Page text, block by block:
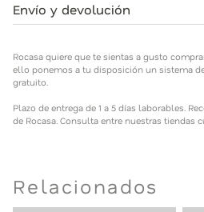
Envío y devolución
productos y por ello ponemos a tu
devoluciones sencillo y gratuito.
cualquier tienda de Rocasa.
Rocasa quiere que te sientas a gusto
ello ponemos a tu disposición un sistema
gratuito.
Plazo de entrega de 1 a 5 días laborables.
de Rocasa. Consulta entre nuestras tiendas
Relacionados